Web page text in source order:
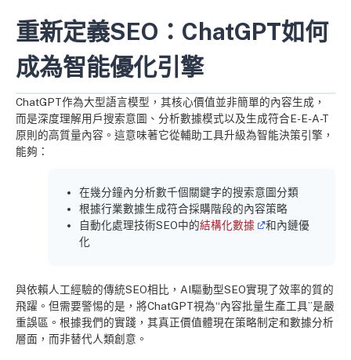
重新定義SEO：ChatGPT如何
成為智能優化引擎
ChatGPT作為大型語言模型，其核心價值並非簡單的內容生成，
而是深度理解用戶搜索意圖、分析數據模式以及生成符合E-E-A-T
原則的高質量內容。這意味著它從輔助工具升級為智能決策引擎，
能夠：
在幾分鐘內分析數千個關鍵字的搜索意圖分類
根據行業數據生成符合採購階段的內容策略
自動化處理技術SEO中的結構化數據
和內鏈優
化
與依賴人工經驗的傳統SEO相比，AI驅動型SEO實現了效率的質的
飛躍。但需要警惕的是，將ChatGPT視為“內容批量生產工具”是嚴
重誤區。根據我們的實踐，其真正價值體現在策略制定和數據分析
層面，而非替代人類創意。